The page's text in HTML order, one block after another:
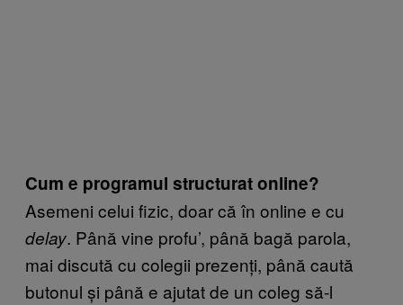
Cum e programul structurat online?
Asemeni celui fizic, doar că în online e cu
delay. Până vine profu’, până bagă parola,
mai discută cu colegii prezenți, până caută
butonul și până e ajutat de un coleg să-l